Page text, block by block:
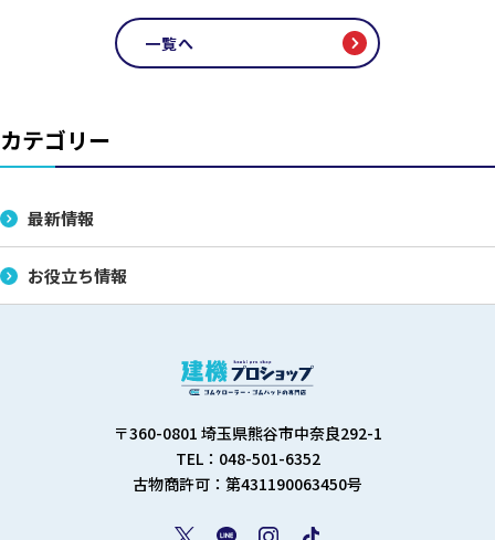
一覧へ
カテゴリー
最新情報
お役立ち情報
〒360-0801 埼玉県熊谷市中奈良292-1
TEL：048-501-6352
古物商許可：第431190063450号